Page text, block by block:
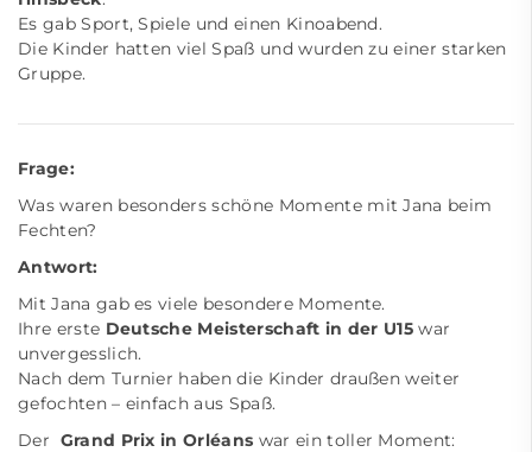
Es gab Sport, Spiele und einen Kinoabend.
Die Kinder hatten viel Spaß und wurden zu einer starken
Gruppe.
Frage:
Was waren besonders schöne Momente mit Jana beim
Fechten?
Antwort:
Mit Jana gab es viele besondere Momente.
Ihre erste Deutsche Meisterschaft in der U15 war
unvergesslich.
Nach dem Turnier haben die Kinder draußen weiter
gefochten – einfach aus Spaß.
Der Grand Prix in Orléans war ein toller Moment: